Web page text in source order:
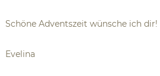
Schöne Adventszeit wünsche ich dir!
Evelina